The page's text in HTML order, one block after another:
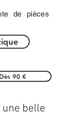
de pièces
90 €
belle